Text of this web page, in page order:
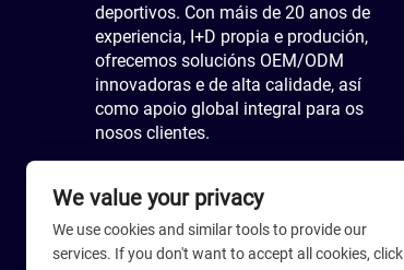
deportivos. Con máis de 20 anos de
experiencia, I+D propia e produción,
ofrecemos solucións OEM/ODM
innovadoras e de alta calidade, así
como apoio global integral para os
nosos clientes.
We value your privacy
We use cookies and similar tools to provide our
services. If you don't want to accept all cookies, click